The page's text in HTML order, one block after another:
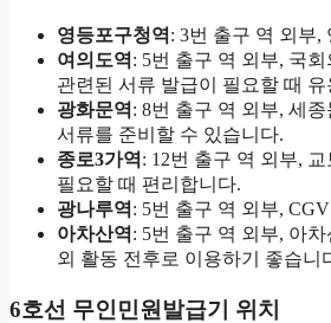
영등포구청역 : 3번 출구 역 외부
여의도역 : 5번 출구 역 외부, 국
관련된 서류 발급이 필요할 때 유
광화문역 : 8번 출구 역 외부, 세
서류를 준비할 수 있습니다.
종로3가역 : 12번 출구 역 외부,
필요할 때 편리합니다.
광나루역 : 5번 출구 역 외부,
아차산역 : 5번 출구 역 외부, 아
외 활동 전후로 이용하기 좋습니
6호선 무인민원발급기 위치